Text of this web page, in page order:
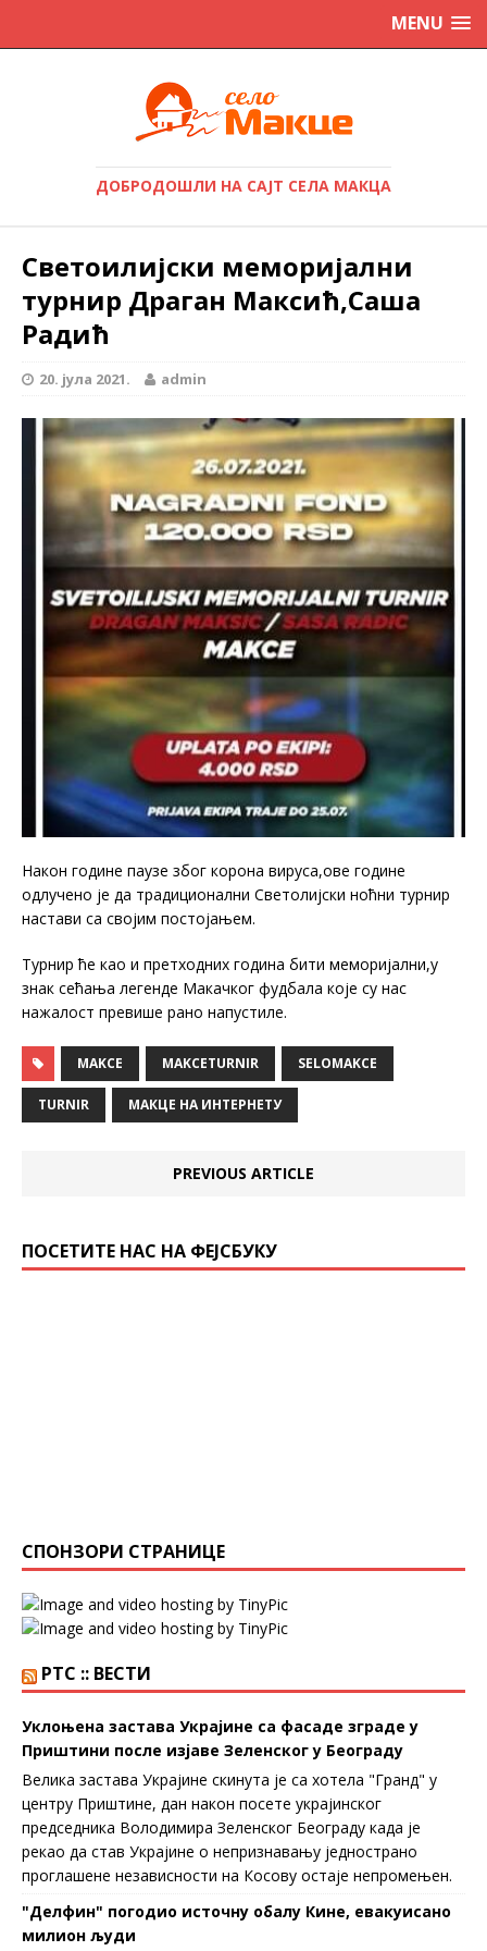
MENU
ДОБРОДОШЛИ НА САЈТ СЕЛА МАКЦА
Светоилијски меморијални
турнир Драган Максић,Саша
Радић
20. јула 2021. admin
Након године паузе због корона вируса,ове године
одлучено је да традиционални Светолијски ноћни турнир
настави са својим постојањем.
Турнир ће као и претходних година бити меморијални,у
знак сећања легенде Макачког фудбала које су нас
нажалост превише рано напустиле.
MAKCE MAKCETURNIR SELOMAKCE
TURNIR МАКЦЕ НА ИНТЕРНЕТУ
PREVIOUS ARTICLE
ПОСЕТИТЕ НАС НА ФЕЈСБУКУ
СПОНЗОРИ СТРАНИЦЕ
РТС :: ВЕСТИ
Уклоњена застава Украјине са фасаде зграде у
Приштини после изјаве Зеленског у Београду
Велика заставa Украјине скинута је са хотела "Гранд" у
центру Приштине, дан након посете украјинског
председника Володимира Зеленског Београду када је
рекао да став Украјине о непризнавању једнострано
проглашене независности на Косову остаје непромењен.
"Делфин" погодио источну обалу Кине, евакуисано
милион људи